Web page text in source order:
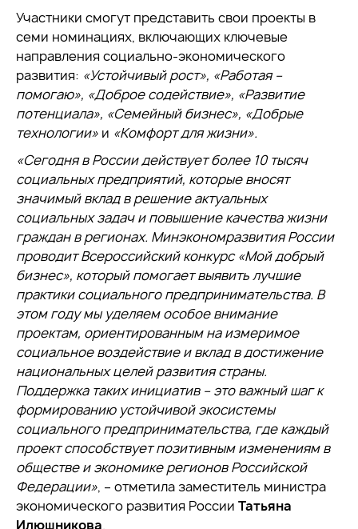
Участники смогут представить свои проекты в
семи номинациях, включающих ключевые
направления социально-экономического
развития: «Устойчивый рост», «Работая –
помогаю», «Доброе содействие», «Развитие
потенциала», «Семейный бизнес», «Добрые
технологии» и «Комфорт для жизни».
«Сегодня в России действует более 10 тысяч
социальных предприятий, которые вносят
значимый вклад в решение актуальных
социальных задач и повышение качества жизни
граждан в регионах. Минэкономразвития России
проводит Всероссийский конкурс «Мой добрый
бизнес», который помогает выявить лучшие
практики социального предпринимательства. В
этом году мы уделяем особое внимание
проектам, ориентированным на измеримое
социальное воздействие и вклад в достижение
национальных целей развития страны.
Поддержка таких инициатив – это важный шаг к
формированию устойчивой экосистемы
социального предпринимательства, где каждый
проект способствует позитивным изменениям в
обществе и экономике регионов Российской
Федерации», – отметила заместитель министра
экономического развития России Татьяна
Илюшникова.